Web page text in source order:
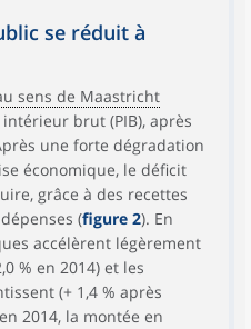
se réduit à
sens de Maastricht
brut (PIB), après
une forte dégradation
économique, le déficit
grâce à des recettes
(figure 2). En
accélèrent légèrement
% en 2014) et les
(+ 1,4 % après
2014, la montée en